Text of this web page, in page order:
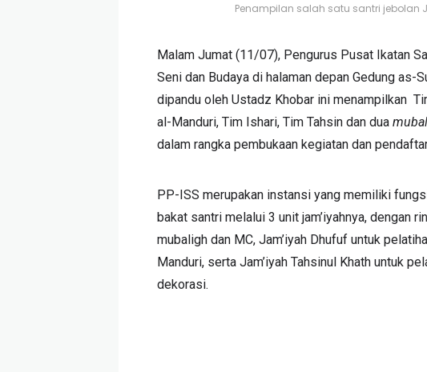
Penampilan salah satu santri
Malam Jumat (11/07), Pengurus Pusat Ikatan
Seni dan Budaya di halaman depan Gedung
dipandu oleh Ustadz Khobar ini menampilkan
al-Manduri, Tim Ishari, Tim Tahsin dan dua
dalam rangka pembukaan kegiatan dan
PP-ISS merupakan instansi yang memiliki
bakat santri melalui 3 unit jam’iyahnya, dengan
mubaligh dan MC, Jam’iyah Dhufuf untuk
Manduri, serta Jam’iyah Tahsinul Khath untuk
dekorasi.